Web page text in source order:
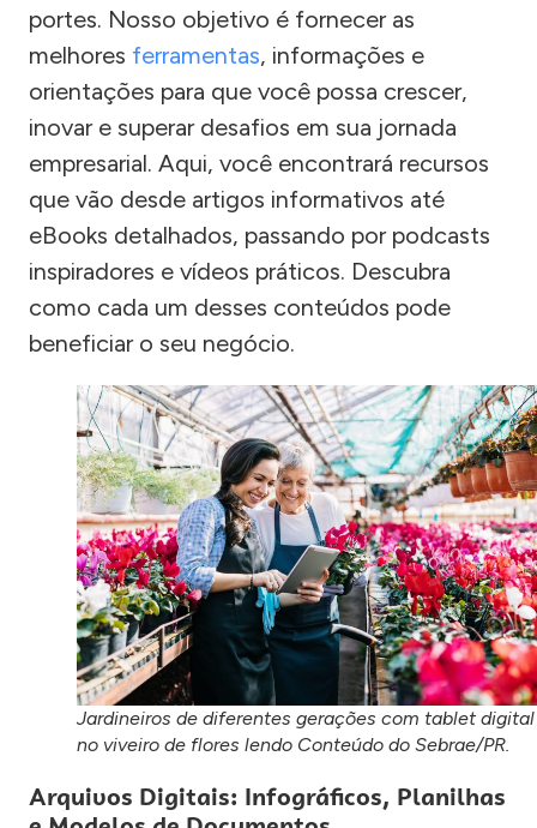
portes. Nosso objetivo é fornecer as
melhores ferramentas, informações e
orientações para que você possa crescer,
inovar e superar desafios em sua jornada
empresarial. Aqui, você encontrará recursos
que vão desde artigos informativos até
eBooks detalhados, passando por podcasts
inspiradores e vídeos práticos. Descubra
como cada um desses conteúdos pode
beneficiar o seu negócio.
Jardineiros de diferentes gerações com tablet digital
no viveiro de flores lendo Conteúdo do Sebrae/PR.
Arquivos Digitais: Infográficos, Planilhas